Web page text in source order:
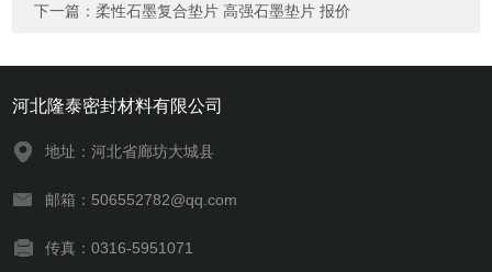
下一篇：柔性石墨复合垫片 高强石墨垫片 报价
河北隆泰密封材料有限公司
地址：河北省廊坊大城县
邮箱：506552782@qq.com
传真：0316-5951071